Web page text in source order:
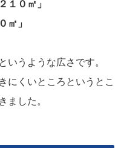
１０㎡」
㎡」
いうような広さです。
にくいところというとこ
ました。